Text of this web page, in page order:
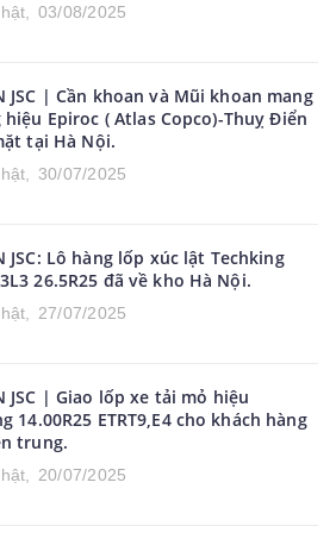
03/08/2025
JSC | Cần khoan và Mũi khoan mang
Epiroc ( Atlas Copco)-Thuỵ Điển
tại Hà Nội.
30/07/2025
JSC: Lô hàng lốp xúc lật Techking
26.5R25 đã về kho Hà Nội.
27/07/2025
JSC | Giao lốp xe tải mỏ hiệu
14.00R25 ETRT9,E4 cho khách hàng
trung.
20/07/2025